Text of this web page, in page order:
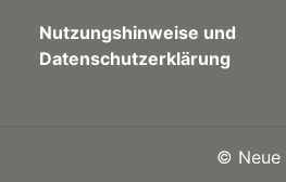
Nutzungshinweise und
Datenschutzerklärung
©